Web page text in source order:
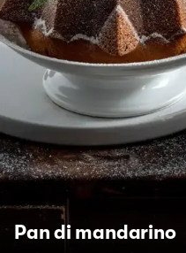
Pan di mandarino